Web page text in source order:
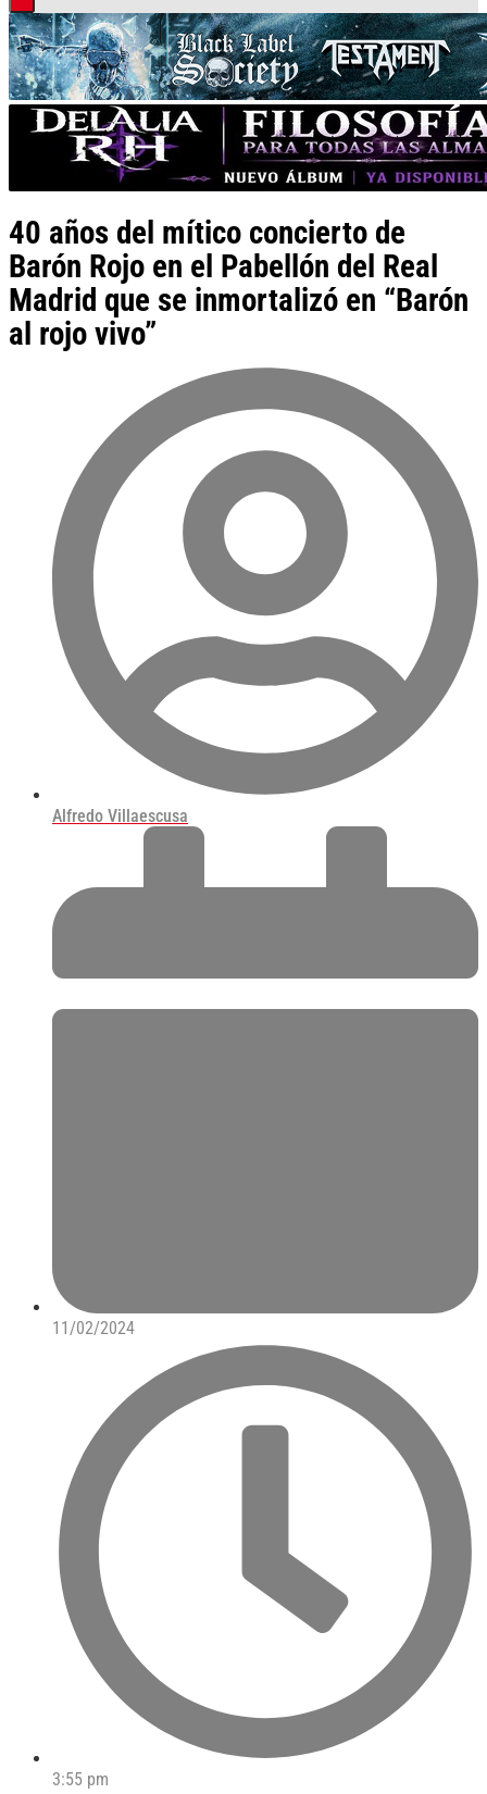
40 años del mítico concierto de
Barón Rojo en el Pabellón del Real
Madrid que se inmortalizó en “Barón
al rojo vivo”
Alfredo Villaescusa
11/02/2024
3:55 pm